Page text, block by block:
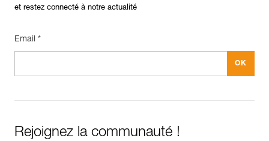
et restez connecté à notre actualité
Email *
Rejoignez la communauté !